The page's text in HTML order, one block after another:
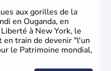
aux gorilles de la
en Ouganda, en
à New York, le
train de devenir "l'un
le Patrimoine mondial,